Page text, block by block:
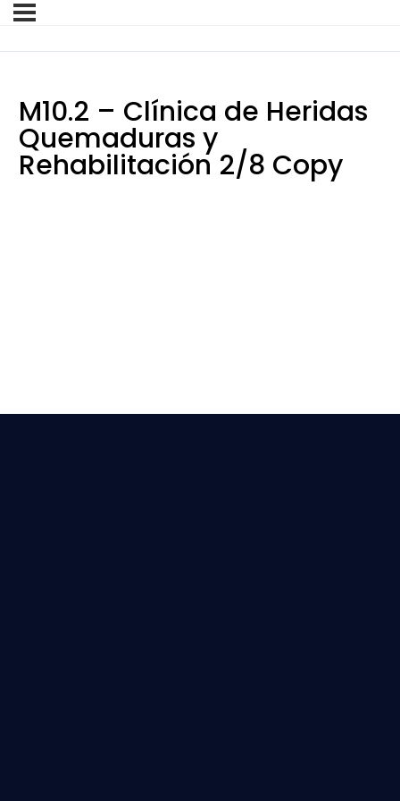
M10.2 – Clínica de Heridas
Quemaduras y
Rehabilitación 2/8 Copy